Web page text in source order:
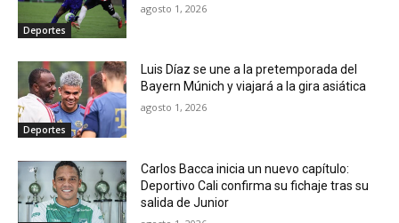
Deportes
agosto 1, 2026
Deportes
Luis Díaz se une a la pretemporada del
Bayern Múnich y viajará a la gira asiática
agosto 1, 2026
Carlos Bacca inicia un nuevo capítulo:
Deportivo Cali confirma su fichaje tras su
salida de Junior